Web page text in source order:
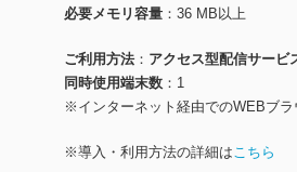
必要メモリ容量
36 MB以上
ご利用方法
アクセス型配信サービ
同時使用端末数
1
※インターネット経由でのWEBブ
※導入・利用方法の詳細はこちら